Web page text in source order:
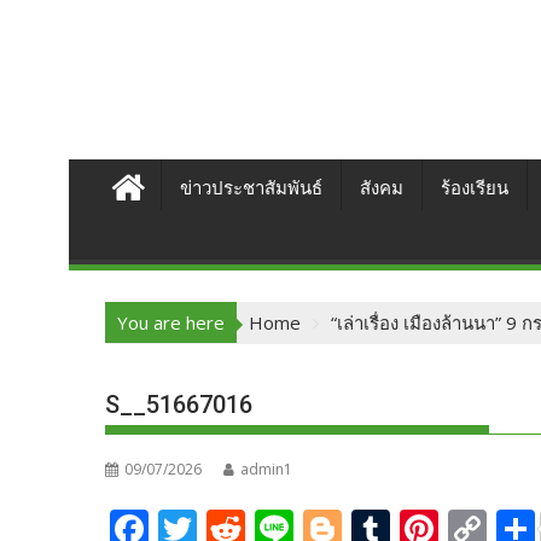
ข่าวประชาสัมพันธ์ สังคม ร้องเรียน
You are here Home “เล่าเรื่อง เมืองล้านนา” 9
S__51667016
09/07/2026 admin1
F T R Li Bl T Pi C